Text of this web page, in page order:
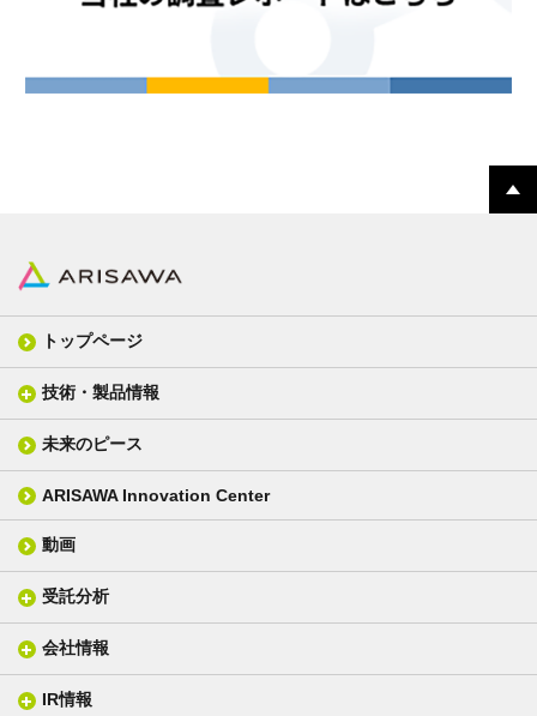
トップページ
技術・製品情報
FPC材料
カバーレイフィルム
銅張り積層板
層間接着シート
3D材料
電気絶縁・産業構造材料
織物製品
未来のピース
ARISAWA Innovation Center
動画
受託分析
分析メニュー(事例)
会社情報
会社概要
IR情報